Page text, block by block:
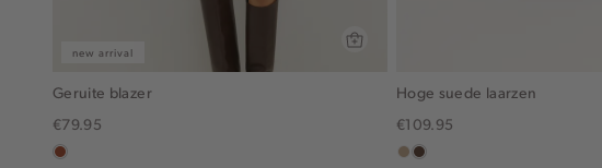
new arrival
Geruite blazer
€79.95
bruin
Hoge suede laarzen
€109.95
zanddonkerbruin